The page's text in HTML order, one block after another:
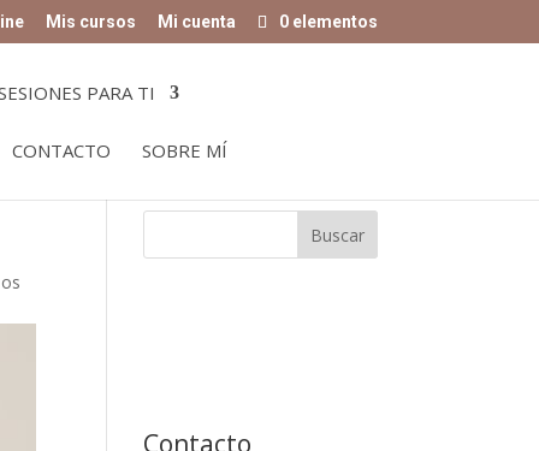
Mis cursos Mi cuenta 0 elementos
PARA TI
CONTACTO SOBRE MÍ
Contacto